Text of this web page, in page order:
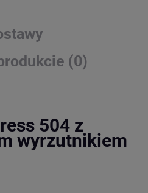
(0)
504 z
wyrzutnikiem